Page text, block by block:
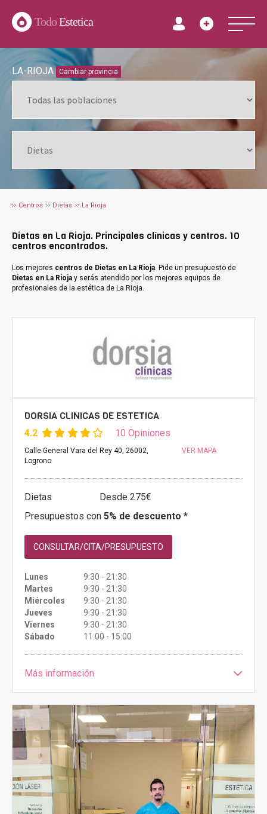
TodoEstetica
LA-RIOJA Cambiar provincia
Centros Dietas La Rioja
Dietas en La Rioja. Principales clínicas y centros. 10
centros encontrados.
Los mejores centros de Dietas en La Rioja. Pide un presupuesto de
Dietas en La Rioja y serás atendido por los mejores equipos de
profesionales de la estética de La Rioja.
DORSIA CLINICAS DE ESTETICA
4.2 10 Opiniones
Calle General Vara del Rey 40, 26002,
Logrono
VER MAPA
Dietas
Desde 275€
Presupuestos con 5% de descuento *
CONSULTAR/CITA/PRESUPUESTO
Lunes
9:30 - 21:30
Martes
9:30 - 21:30
Miércoles
9:30 - 21:30
Jueves
9:30 - 21:30
Viernes
9:30 - 21:30
Sábado
11:00 - 15:00
Más información